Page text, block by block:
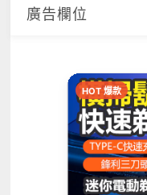
廣告欄位
HOT 爆款